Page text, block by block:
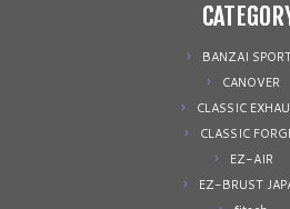
BANZAI
CANOVER
CLASSIC
CLASSIC
EZ-AIR
EZ-BRUST